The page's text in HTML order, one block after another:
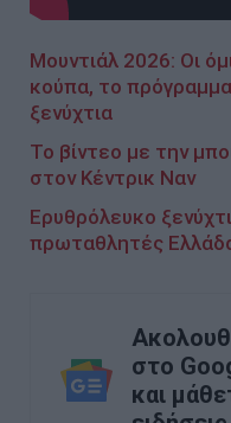
Μουντιάλ 2026: Οι
κούπα, το
ξενύχτια
Το βίντεο με την
στον Κέντρικ Ναν
Ερυθρόλευκο
πρωταθλητές
στο
και